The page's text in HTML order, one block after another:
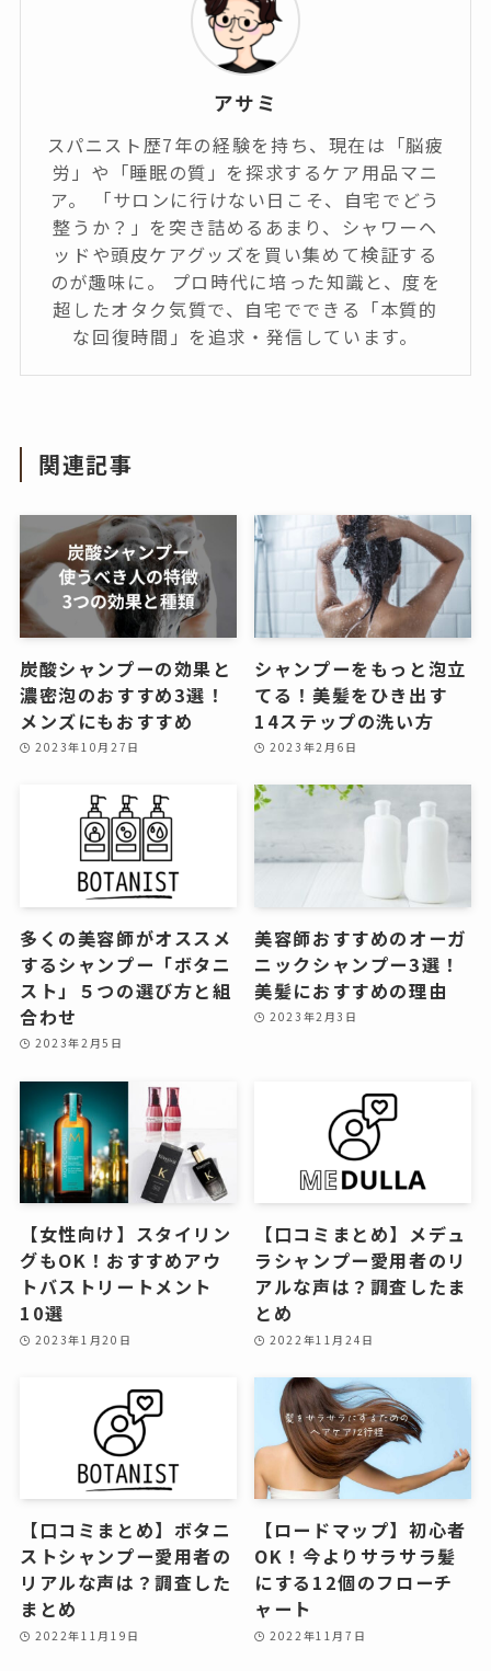
アサミ
スパニスト歴7年の経験を持ち、現在は「脳疲
労」や「睡眠の質」を探求するケア用品マニ
ア。 「サロンに行けない日こそ、自宅でどう
整うか？」を突き詰めるあまり、シャワーヘ
ッドや頭皮ケアグッズを買い集めて検証する
のが趣味に。 プロ時代に培った知識と、度を
超したオタク気質で、自宅でできる「本質的
な回復時間」を追求・発信しています。
関連記事
炭酸シャンプーの効果と
濃密泡のおすすめ3選！
メンズにもおすすめ
2023年10月27日
シャンプーをもっと泡立
てる！美髪をひき出す
14ステップの洗い方
2023年2月6日
多くの美容師がオススメ
するシャンプー「ボタニ
スト」５つの選び方と組
合わせ
2023年2月5日
美容師おすすめのオーガ
ニックシャンプー3選！
美髪におすすめの理由
2023年2月3日
【女性向け】スタイリン
グもOK！おすすめアウ
トバストリートメント
10選
2023年1月20日
【口コミまとめ】メデュ
ラシャンプー愛用者のリ
アルな声は？調査したま
とめ
2022年11月24日
【口コミまとめ】ボタニ
ストシャンプー愛用者の
リアルな声は？調査した
まとめ
2022年11月19日
【ロードマップ】初心者
OK！今よりサラサラ髪
にする12個のフローチ
ャート
2022年11月7日